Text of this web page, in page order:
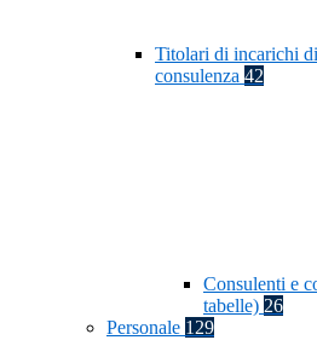
Titolari di incarichi
consulenza 42
Consulenti e
tabelle) 26
Personale 129